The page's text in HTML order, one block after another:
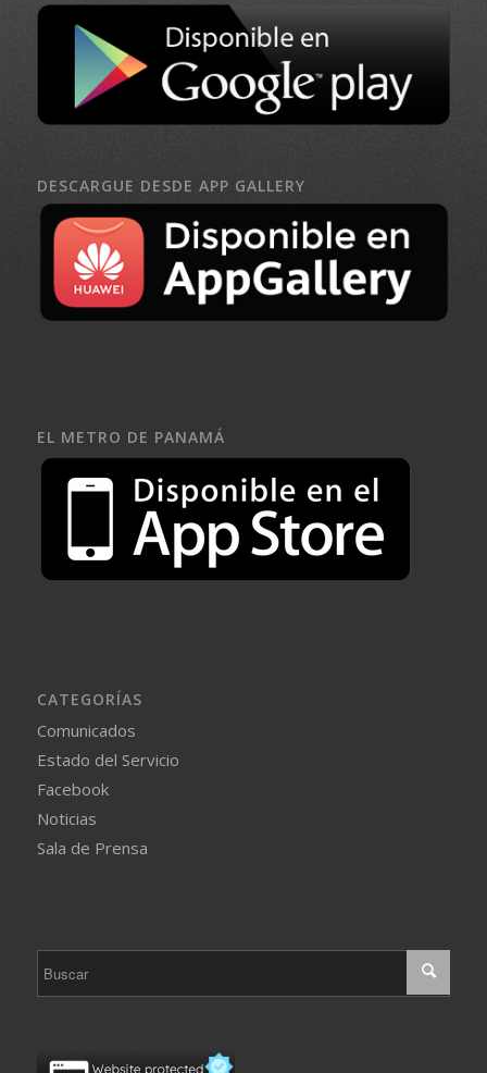
DESCARGUE DESDE APP GALLERY
EL METRO DE PANAMÁ
CATEGORÍAS
Comunicados
Estado del Servicio
Facebook
Noticias
Sala de Prensa